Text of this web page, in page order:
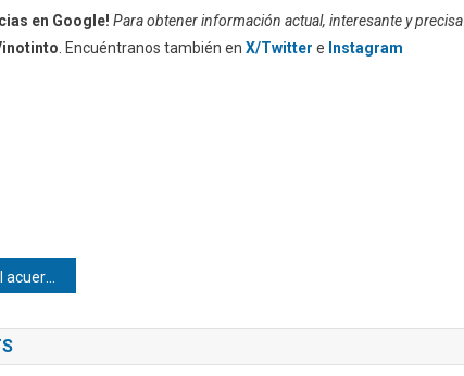
en Google! Para obtener información actual, interesante y precisa
. Encuéntranos también en X/Twitter e Instagram
los avances logrados